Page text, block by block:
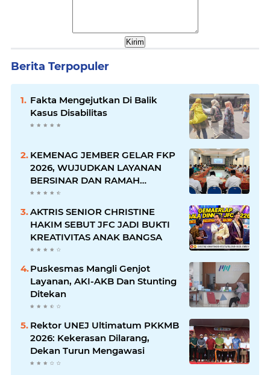
Berita Terpopuler
Fakta Mengejutkan Di Balik
Kasus Disabilitas
KEMENAG JEMBER GELAR FKP
2026, WUJUDKAN LAYANAN
BERSINAR DAN RAMAH
DISABILITAS
AKTRIS SENIOR CHRISTINE
HAKIM SEBUT JFC JADI BUKTI
KREATIVITAS ANAK BANGSA
Puskesmas Mangli Genjot
Layanan, AKI-AKB Dan Stunting
Ditekan
Rektor UNEJ Ultimatum PKKMB
2026: Kekerasan Dilarang,
Dekan Turun Mengawasi